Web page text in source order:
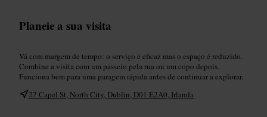
Planeie a sua visita
Vá com margem de tempo: o serviço é eficaz mas o espaço é reduzido.
Combine a visita com um passeio pela rua ou um copo depois.
Funciona bem para uma paragem rápida antes de continuar a explorar.
27 Capel St, North City, Dublin, D01 E2A0, Irlanda